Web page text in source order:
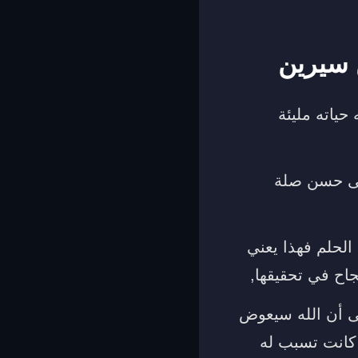
سيرين
مليئة
حسن صلة
فهذا يعني
في تحقيقها,
أن الله سيعوض
كانت تسبب له